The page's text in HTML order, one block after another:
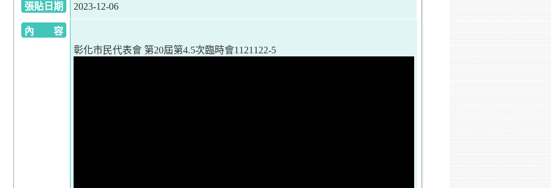
張貼日期 2023-12-06
內 容
彰化市民代表會 第20屆第4.5次臨時會1121122-5